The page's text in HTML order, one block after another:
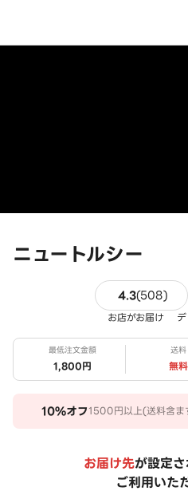
ニュートルシー
4.3(508)508
お店がお届け
最低注文金額
1,800円
送料
無料
10%オフ1500円以上(送料含ま
お届け先が設定
ご利用いた